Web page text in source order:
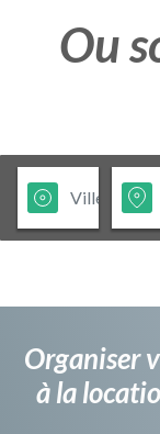
Ou
Organiser
à la